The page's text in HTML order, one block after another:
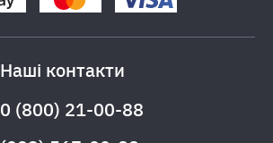
Наші контакти
0 (800) 21-00-88